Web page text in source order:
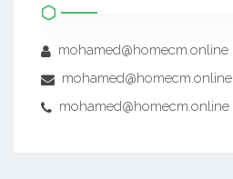
mohamed@homecm.online
mohamed@homecm.online
mohamed@homecm.online